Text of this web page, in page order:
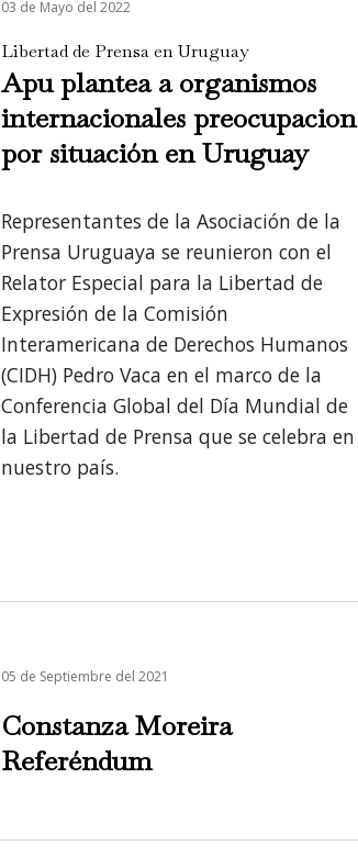
03 de Mayo del 2022
Libertad de Prensa en Uruguay
Apu plantea a organismos
internacionales preocupacion
por situación en Uruguay
Representantes de la Asociación de la
Prensa Uruguaya se reunieron con el
Relator Especial para la Libertad de
Expresión de la Comisión
Interamericana de Derechos Humanos
(CIDH) Pedro Vaca en el marco de la
Conferencia Global del Día Mundial de
la Libertad de Prensa que se celebra en
nuestro país.
05 de Septiembre del 2021
Constanza Moreira
Referéndum